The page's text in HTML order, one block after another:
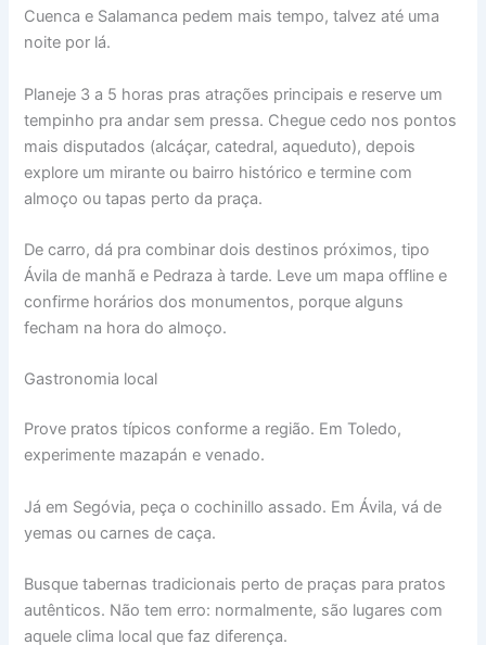
Cuenca e Salamanca pedem mais tempo, talvez até uma
noite por lá.
Planeje 3 a 5 horas pras atrações principais e reserve um
tempinho pra andar sem pressa. Chegue cedo nos pontos
mais disputados (alcáçar, catedral, aqueduto), depois
explore um mirante ou bairro histórico e termine com
almoço ou tapas perto da praça.
De carro, dá pra combinar dois destinos próximos, tipo
Ávila de manhã e Pedraza à tarde. Leve um mapa offline e
confirme horários dos monumentos, porque alguns
fecham na hora do almoço.
Gastronomia local
Prove pratos típicos conforme a região. Em Toledo,
experimente mazapán e venado.
Já em Segóvia, peça o cochinillo assado. Em Ávila, vá de
yemas ou carnes de caça.
Busque tabernas tradicionais perto de praças para pratos
autênticos. Não tem erro: normalmente, são lugares com
aquele clima local que faz diferença.